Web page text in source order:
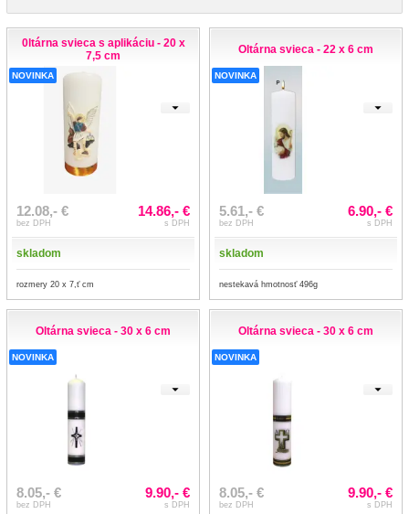
0ltárna svieca s aplikáciu - 20 x
7,5 cm
NOVINKA
12.08,- €
bez DPH
14.86,- €
s DPH
skladom
rozmery 20 x 7,ť cm
Oltárna svieca - 22 x 6 cm
NOVINKA
5.61,- €
bez DPH
6.90,- €
s DPH
skladom
nestekavá hmotnosť 496g
Oltárna svieca - 30 x 6 cm
NOVINKA
8.05,- €
bez DPH
9.90,- €
s DPH
Oltárna svieca - 30 x 6 cm
NOVINKA
8.05,- €
bez DPH
9.90,- €
s DPH